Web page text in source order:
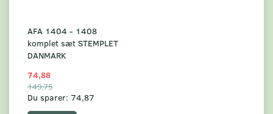
AFA 1404 - 1408
komplet sæt STEMPLET
DANMARK
74,88
149,75
Du sparer: 74,87